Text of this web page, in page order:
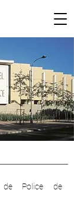
de Police de